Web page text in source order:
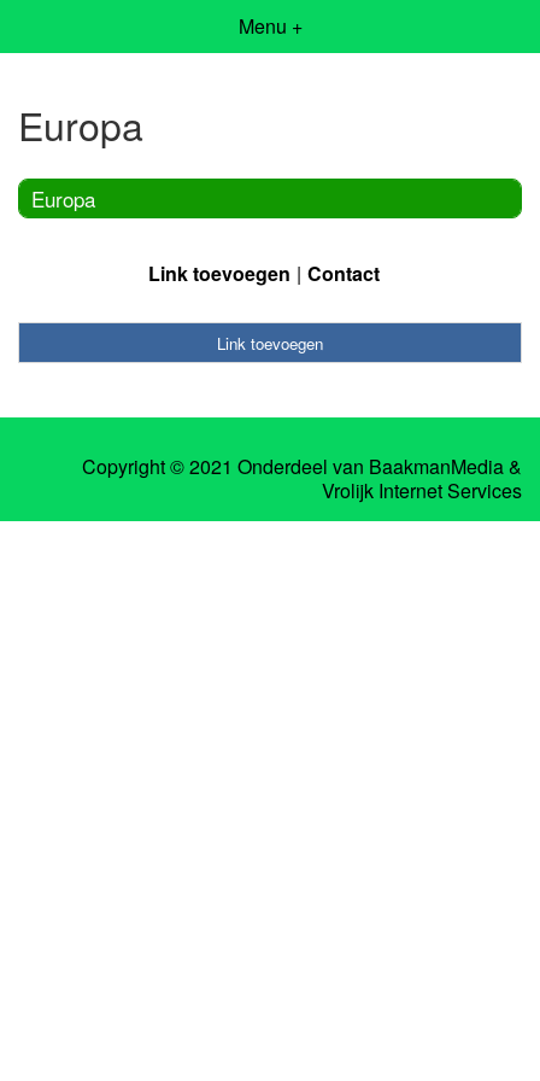
Menu +
Europa
Europa
Link toevoegen Contact
Link toevoegen
Copyright © 2021 Onderdeel van BaakmanMedia&
Vrolijk Internet Services